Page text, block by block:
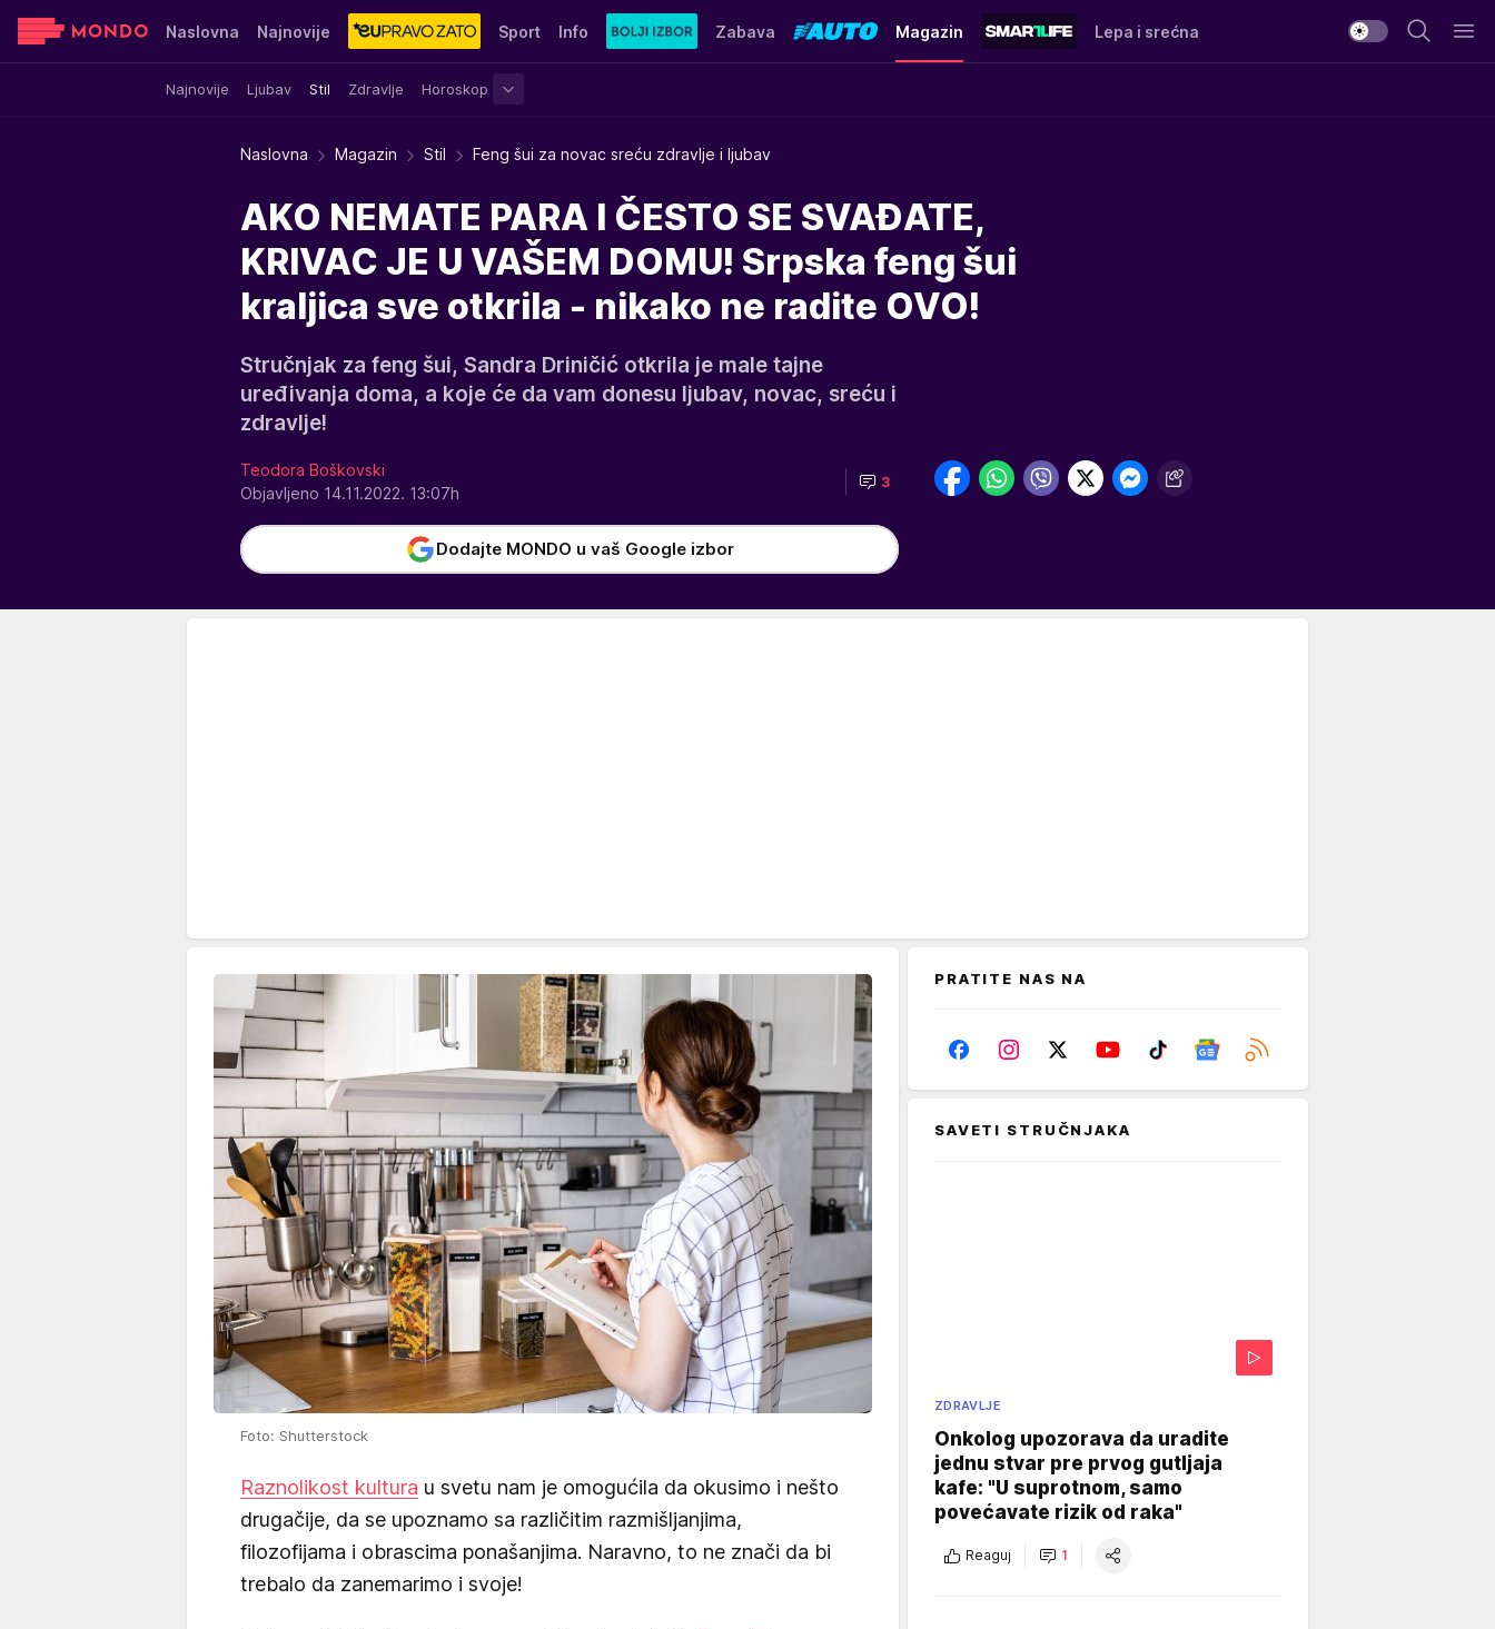
Naslovna Najnovije Sport Info Zabava Magazin
Najnovije Ljubav Stil Zdravlje Horoskop
Lepa i srećna
Sensa Stvar ukusa Yumama
Naslovna Magazin Stil Feng šui za novac sreću zdravlje i ljubav
AKO NEMATE PARA I ČESTO SE SVAĐATE,
KRIVAC JE U VAŠEM DOMU! Srpska feng šui
kraljica sve otkrila - nikako ne radite OVO!
Stručnjak za feng šui, Sandra Driničić otkrila je male tajne
uređivanja doma, a koje će da vam donesu ljubav, novac, sreću i
zdravlje!
Teodora Boškovski
Objavljeno 14.11.2022. 13:07h
3
Dodajte MONDO u vaš Google izbor
Foto: Shutterstock
Raznolikost kultura u svetu nam je omogućila da okusimo i nešto
drugačije, da se upoznamo sa različitim razmišljanjima,
filozofijama i obrascima ponašanjima. Naravno, to ne znači da bi
trebalo da zanemarimo i svoje!
PRATITE NAS NA
SAVETI STRUČNJAKA
ZDRAVLJE
Onkolog upozorava da uradite
jednu stvar pre prvog gutljaja
kafe: "U suprotnom, samo
povećavate rizik od raka"
Reaguj 1